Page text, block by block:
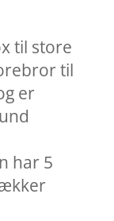
til store
til
er
har 5